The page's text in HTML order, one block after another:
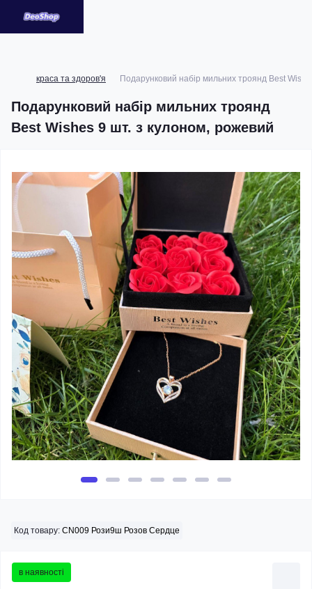
краса та здоров'я Подарунковий набір мильних троянд Best
Подарунковий набір мильних троянд
Best Wishes 9 шт. з кулоном, рожевий
Код товару: CN009 Рози9ш Розов Сердце
в наявності